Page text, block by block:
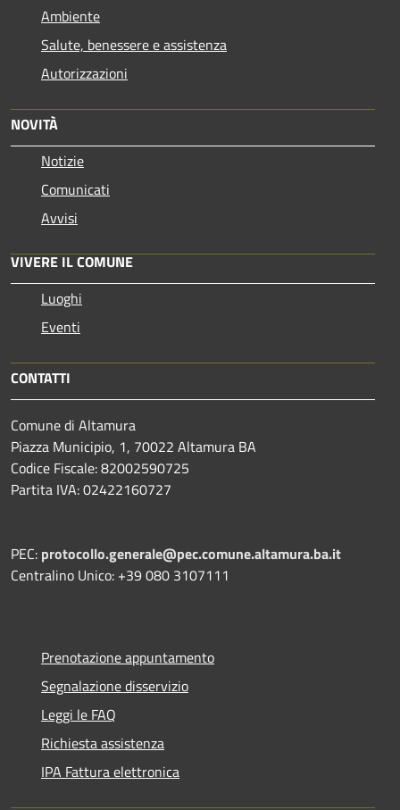
Ambiente
Salute, benessere e assistenza
Autorizzazioni
NOVITÀ
Notizie
Comunicati
Avvisi
VIVERE IL COMUNE
Luoghi
Eventi
CONTATTI
Comune di Altamura
Piazza Municipio, 1, 70022 Altamura BA
Codice Fiscale: 82002590725
Partita IVA: 02422160727
PEC: protocollo.generale@pec.comune.altamura.ba.it
Centralino Unico: +39 080 3107111
Prenotazione appuntamento
Segnalazione disservizio
Leggi le FAQ
Richiesta assistenza
IPA Fattura elettronica